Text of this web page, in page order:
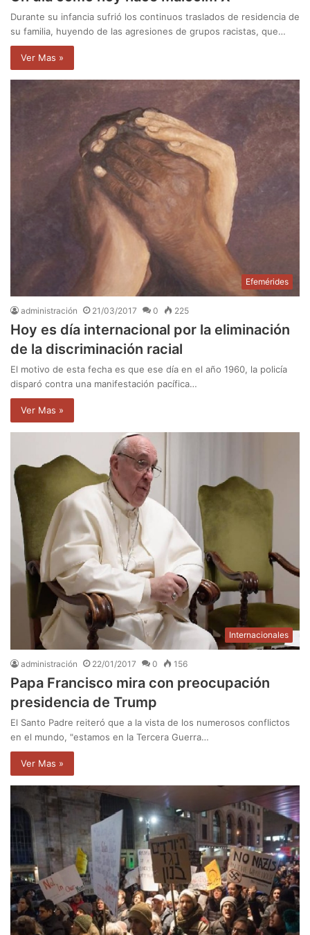
Durante su infancia sufrió los continuos traslados de residencia de
su familia, huyendo de las agresiones de grupos racistas, que…
Ver Mas »
Efemérides
administración 21/03/2017 0 225
Hoy es día internacional por la eliminación
de la discriminación racial
El motivo de esta fecha es que ese día en el año 1960, la policía
disparó contra una manifestación pacífica…
Ver Mas »
Internacionales
administración 22/01/2017 0 156
Papa Francisco mira con preocupación
presidencia de Trump
El Santo Padre reiteró que a la vista de los numerosos conflictos
en el mundo, "estamos en la Tercera Guerra…
Ver Mas »